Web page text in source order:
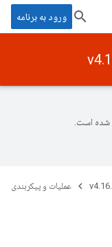
ورود به برنامه
شده است.
عملیات و پیکربندی